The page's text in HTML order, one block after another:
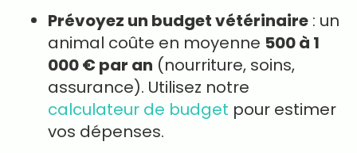
Prévoyez un budget vétérinaire : un
animal coûte en moyenne 500 à 1
000 € par an (nourriture, soins,
assurance). Utilisez notre
calculateur de budget pour estimer
vos dépenses.